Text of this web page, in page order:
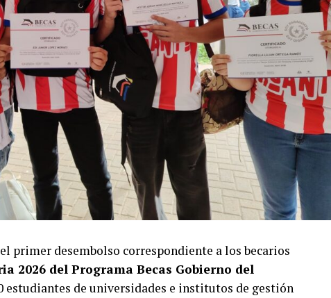
primer desembolso correspondiente a los becarios
2026 del Programa Becas Gobierno del
estudiantes de universidades e institutos de gestión